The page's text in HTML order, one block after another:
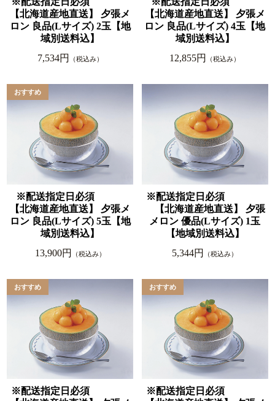
【北海道産地直送】 夕張メ
ロン 良品(Lサイズ) 2玉【地
域別送料込】
7,534円
（税込み）
【北海道産地直送】 夕張メ
ロン 良品(Lサイズ) 4玉【地
域別送料込】
12,855円
（税込み）
※配送指定日必須
【北海道産地直送】 夕張メ
ロン 良品(Lサイズ) 5玉【地
域別送料込】
13,900円
（税込み）
※配送指定日必須
【北海道産地直送】 夕張
メロン 優品(Lサイズ) 1玉
【地域別送料込】
5,344円
（税込み）
※配送指定日必須
※配送指定日必須